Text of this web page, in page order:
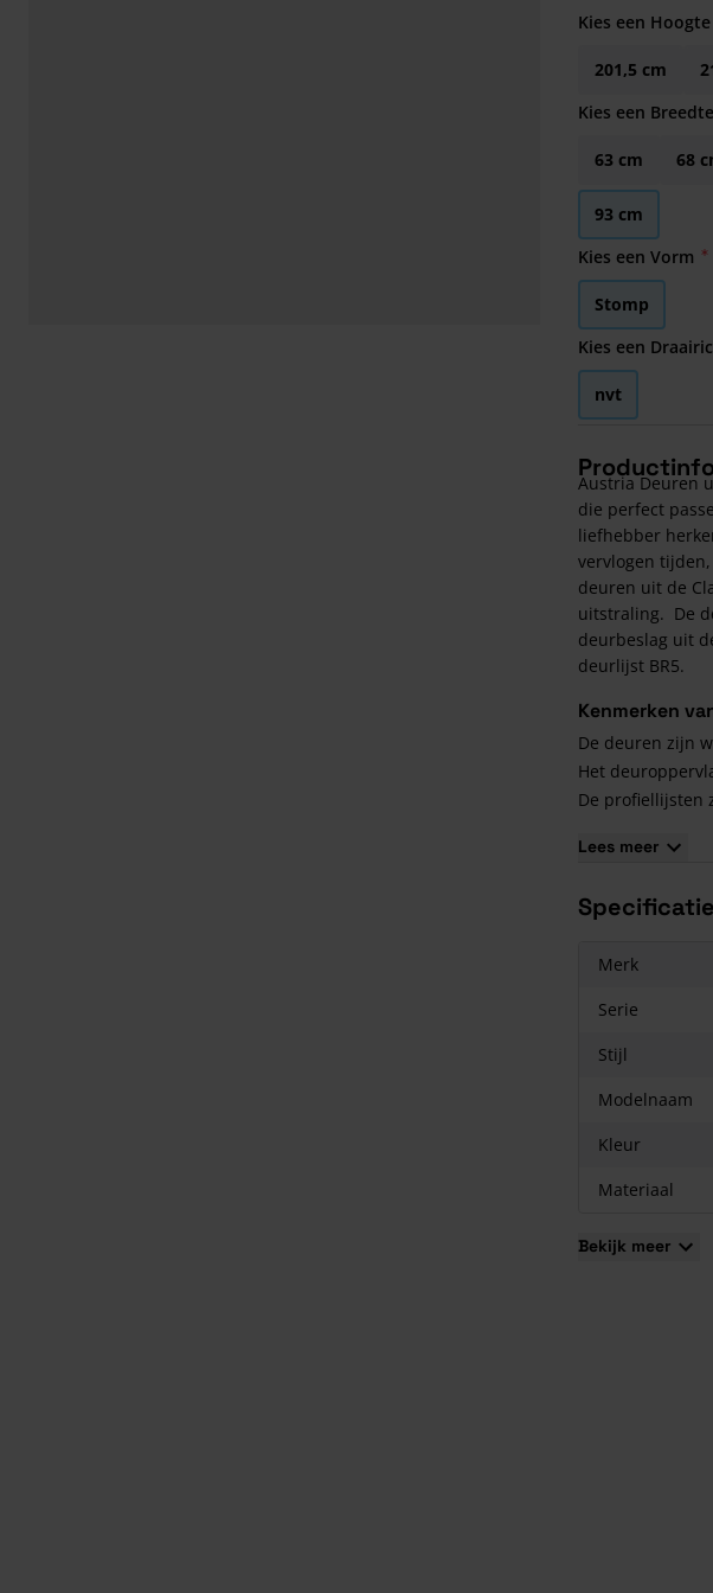
Kies een Hoogte
201,5 cm
Kies een Breedte
63 cm 68
93 cm
Kies een Vorm
Stomp
Kies een
nvt
Austria Deuren
die perfect
liefhebber
vervlogen
deuren uit de
uitstraling. De
deurbeslag uit
deurlijst BR5.
Kenmerken
De deuren zijn
Het
De profiellijsten
Afwijkende
Lees meer
Merk
Serie
Stijl
Modelnaam
Kleur
Materiaal
Bekijk meer